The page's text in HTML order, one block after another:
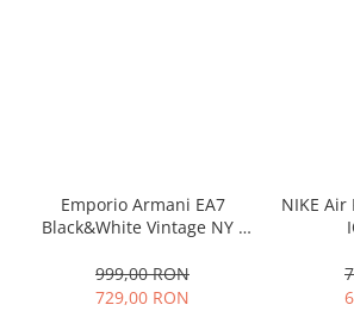
Emporio Armani EA7
Black&White Vintage NY -
999,00 RON
729,00 RON
NIKE Air